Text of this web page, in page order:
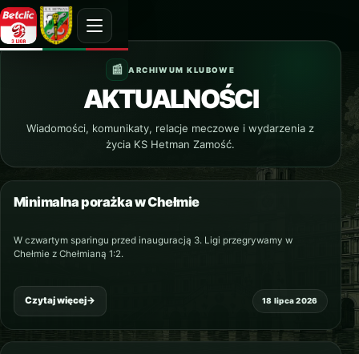
ARCHIWUM KLUBOWE
AKTUALNOŚCI
Wiadomości, komunikaty, relacje meczowe i wydarzenia z
życia KS Hetman Zamość.
NAJNOWSZY
18 lipca 2026
Minimalna porażka w Chełmie
W czwartym sparingu przed inauguracją 3. Ligi przegrywamy w
Chełmie z Chełmianą 1:2.
Czytaj więcej→